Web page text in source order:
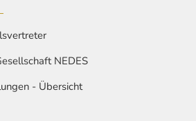
NEDES
- Übersicht